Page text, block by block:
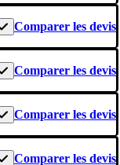
Comparer les devis
Comparer les devis
Comparer les devis
Comparer les devis